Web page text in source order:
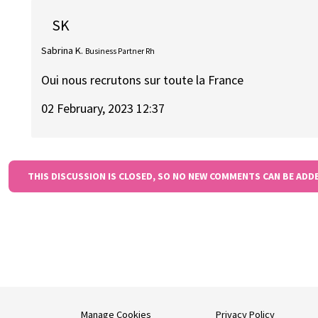
SK
Sabrina K. Business Partner Rh
Oui nous recrutons sur toute la France
02 February, 2023 12:37
THIS DISCUSSION IS CLOSED, SO NO NEW COMMENTS CAN BE
Manage Cookies Privacy Policy